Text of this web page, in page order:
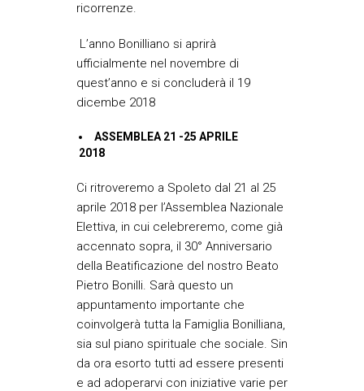
ricorrenze.
L’anno Bonilliano si aprirà
ufficialmente nel novembre di
quest’anno e si concluderà il 19
dicembe 2018
ASSEMBLEA 21 -25 APRILE
2018
Ci ritroveremo a Spoleto dal 21 al 25
aprile 2018 per l’Assemblea Nazionale
Elettiva, in cui celebreremo, come già
accennato sopra, il 30° Anniversario
della Beatificazione del nostro Beato
Pietro Bonilli. Sarà questo un
appuntamento importante che
coinvolgerà tutta la Famiglia Bonilliana,
sia sul piano spirituale che sociale. Sin
da ora esorto tutti ad essere presenti
e ad adoperarvi con iniziative varie per